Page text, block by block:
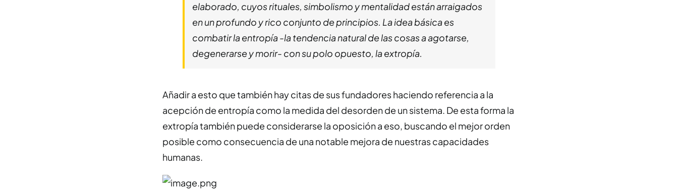
elaborado, cuyos rituales, simbolismo y mentalidad están arraigados
en un profundo y rico conjunto de principios. La idea básica es
combatir la entropía -la tendencia natural de las cosas a agotarse,
degenerarse y morir- con su polo opuesto, la extropía.
Añadir a esto que también hay citas de sus fundadores haciendo referencia a la
acepción de entropía como la medida del desorden de un sistema. De esta forma la
extropía también puede considerarse la oposición a eso, buscando el mejor orden
posible como consecuencia de una notable mejora de nuestras capacidades
humanas.